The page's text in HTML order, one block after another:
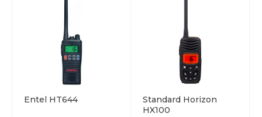
Entel HT644
Standard Horizon
HX100